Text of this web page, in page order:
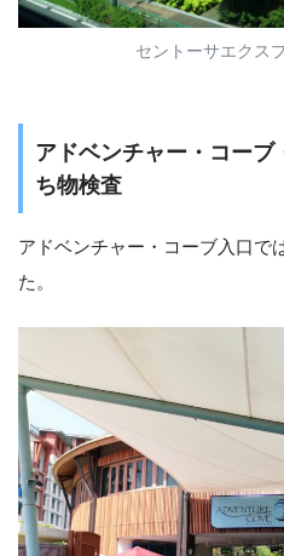
セントーサエクス
アドベンチャー・コー
ち物検査
アドベンチャー・コーブ入口で
た。